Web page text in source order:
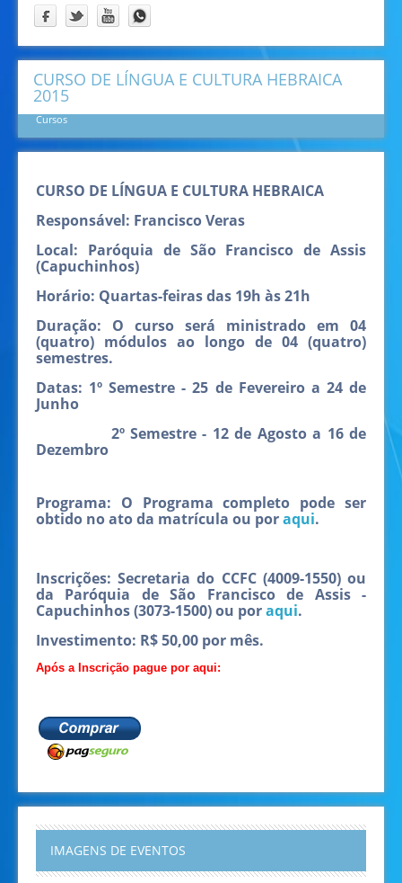
Programação
CURSO DE LÍNGUA E CULTURA HEBRAICA
2015
Cursos
CURSO DE LÍNGUA E CULTURA HEBRAICA
Responsável: Francisco Veras
Local: Paróquia de São Francisco de Assis
(Capuchinhos)
Horário: Quartas-feiras das 19h às 21h
Duração: O curso será ministrado em 04
(quatro) módulos ao longo de 04 (quatro)
semestres.
Datas: 1º Semestre - 25 de Fevereiro a 24 de
Junho
2º Semestre - 12 de Agosto a 16 de
Dezembro
Programa: O Programa completo pode ser
obtido no ato da matrícula ou poraqui.
Inscrições:Secretaria do CCFC (4009-1550) ou
da Paróquia de São Francisco de Assis -
Capuchinhos (3073-1500) ou poraqui.
Investimento: R$ 50,00 por mês.
Após a Inscrição pague por aqui:
IMAGENS DE EVENTOS